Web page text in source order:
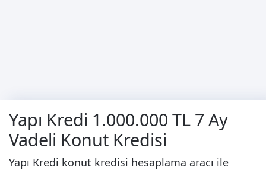
Yapı Kredi 1.000.000 TL 7 Ay
Vadeli Konut Kredisi
Yapı Kredi konut kredisi hesaplama aracı ile